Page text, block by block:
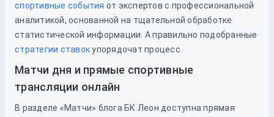
спортивные события от экспертов с профессиональной
аналитикой, основанной на тщательной обработке
статистической информации. А правильно подобранные
стратегии ставокупорядочат процесс.
Матчи дня и прямые спортивные
трансляции онлайн
В разделе «Матчи» блога БК Леон доступна прямая